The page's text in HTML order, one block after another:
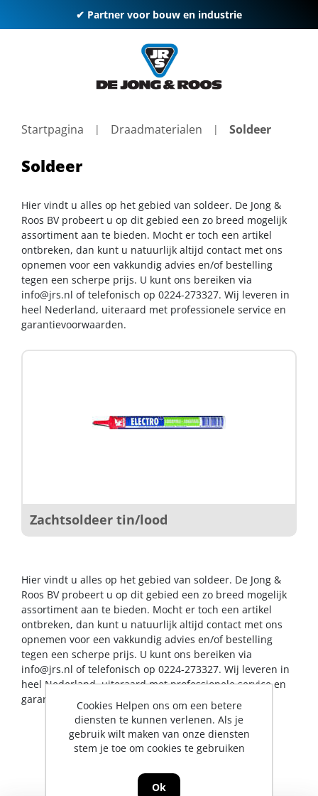
✔ Partner voor bouw en industrie
Startpagina Draadmaterialen Soldeer
Soldeer
Hier vindt u alles op het gebied van soldeer. De Jong &
Roos BV probeert u op dit gebied een zo breed mogelijk
assortiment aan te bieden. Mocht er toch een artikel
ontbreken, dan kunt u natuurlijk altijd contact met ons
opnemen voor een vakkundig advies en/of bestelling
tegen een scherpe prijs. U kunt ons bereiken via
info@jrs.nl of telefonisch op 0224-273327. Wij leveren in
heel Nederland, uiteraard met professionele service en
garantievoorwaarden.
Zachtsoldeer tin/lood
Hier vindt u alles op het gebied van soldeer. De Jong &
Roos BV probeert u op dit gebied een zo breed mogelijk
assortiment aan te bieden. Mocht er toch een artikel
ontbreken, dan kunt u natuurlijk altijd contact met ons
opnemen voor een vakkundig advies en/of bestelling
tegen een scherpe prijs. U kunt ons bereiken via
info@jrs.nl of telefonisch op 0224-273327. Wij leveren in
heel Nederland, uiteraard met professionele service en
garantievoorwaarden.Cookies Helpen ons om een betere
diensten te kunnen verlenen. Als je
gebruik wilt maken van onze diensten
stem je toe om cookies te gebruiken
Ok